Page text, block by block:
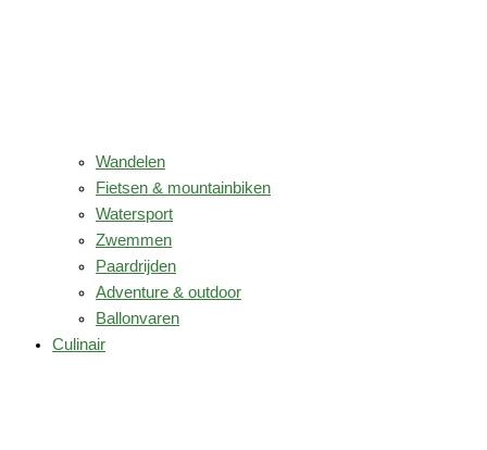
Wandelen
Fietsen & mountainbiken
Watersport
Zwemmen
Paardrijden
Adventure & outdoor
Ballonvaren
Culinair